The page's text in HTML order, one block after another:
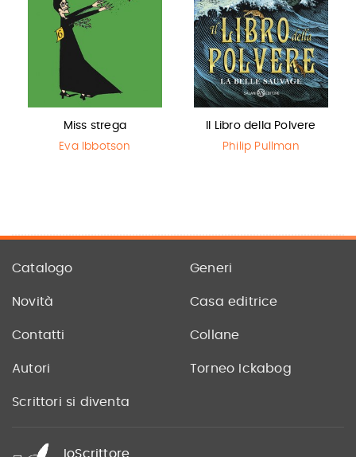
Miss strega
Eva Ibbotson
Il Libro della Polvere
Philip Pullman
Catalogo Generi
Novità Casa editrice
Contatti Collane
Autori Torneo Ickabog
Scrittori si diventa
IoScrittore